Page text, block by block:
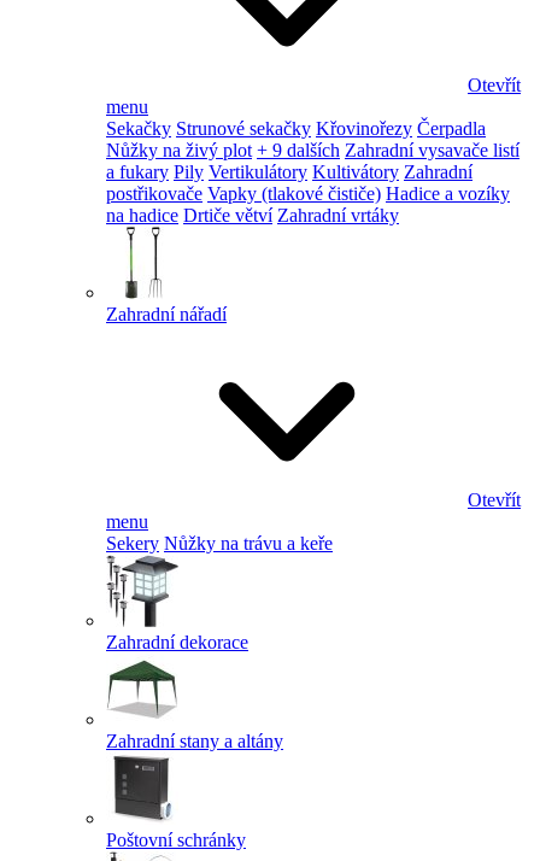
Otevřít
menu
Sekačky Strunové sekačky Křovinořezy Čerpadla
Nůžky na živý plot + 9 dalších Zahradní vysavače listí
a fukary Pily Vertikulátory Kultivátory Zahradní
postřikovače Vapky (tlakové čističe) Hadice a vozíky
na hadice Drtiče větví Zahradní vrtáky
Zahradní nářadí
Otevřít
menu
Sekery Nůžky na trávu a keře
Zahradní dekorace
Zahradní stany a altány
Poštovní schránky